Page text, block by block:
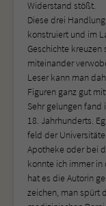
Widerstand stößt.
Diese drei
konstruiert und im
Geschichte
miteinander
Leser kann man
Figuren ganz gut
Sehr gelungen fand
18. Jahrhunderts.
feld der
Apotheke oder bei
konnte ich immer in
hat es die Autorin
zeichen, man spürt